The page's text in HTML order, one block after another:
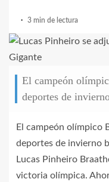
3 min de lectura
El campeón
deportes de
El campeón olímpico
deportes de invierno
Lucas Pinheiro
victoria olímpica.